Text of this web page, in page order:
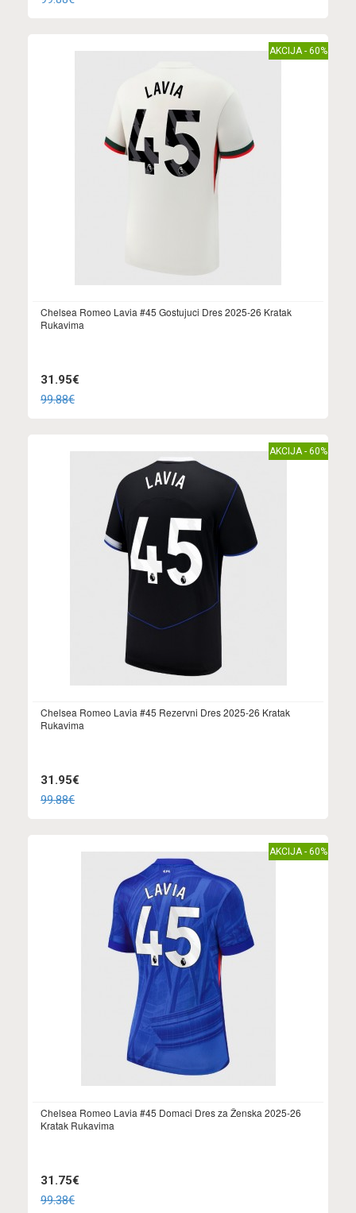
AKCIJA - 60%
Chelsea Romeo Lavia #45 Gostujuci Dres 2025-26 Kratak
Rukavima
31.95€
99.88€
AKCIJA - 60%
Chelsea Romeo Lavia #45 Rezervni Dres 2025-26 Kratak
Rukavima
31.95€
99.88€
AKCIJA - 60%
Chelsea Romeo Lavia #45 Domaci Dres za Ženska 2025-26
Kratak Rukavima
31.75€
99.38€